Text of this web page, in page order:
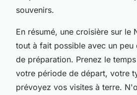
souvenirs.
En résumé, une croisière sur le
tout à fait possible avec un
de préparation. Prenez le
votre période de départ, votre
prévoyez vos visites à terre.